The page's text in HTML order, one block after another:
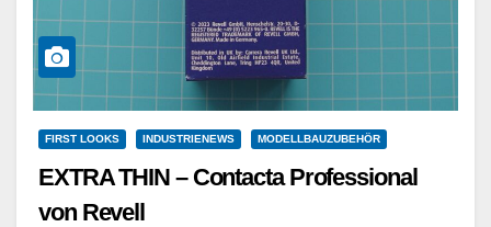
FIRST LOOKS INDUSTRIENEWS MODELLBAUZUBEHÖR
EXTRA THIN – Contacta Professional
von Revell